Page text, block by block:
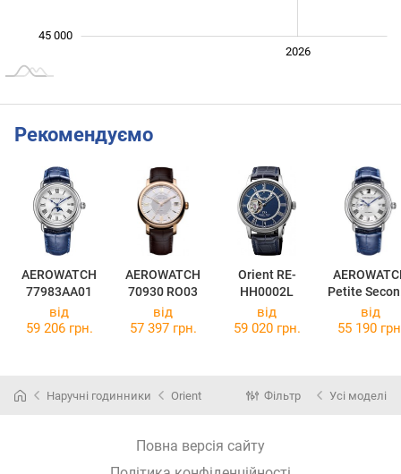
45 000
2026
Рекомендуємо
AEROWATCH
77983AA01
AEROWATCH
70930 RO03
Orient RE-
HH0002L
Petite
від
59 206 грн.
від
57 397 грн.
від
59 020 грн.
від
55 190
Наручні годинники Orient Фільтр Усі моделі
Повна версія сайту